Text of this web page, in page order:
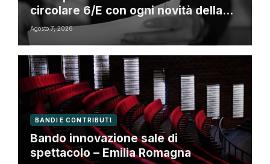
circolare 6/E con ogni novità della
riforma fiscale
Agosto 7, 2026
BANDI E CONTRIBUTI
Bando innovazione sale di
spettacolo – Emilia Romagna